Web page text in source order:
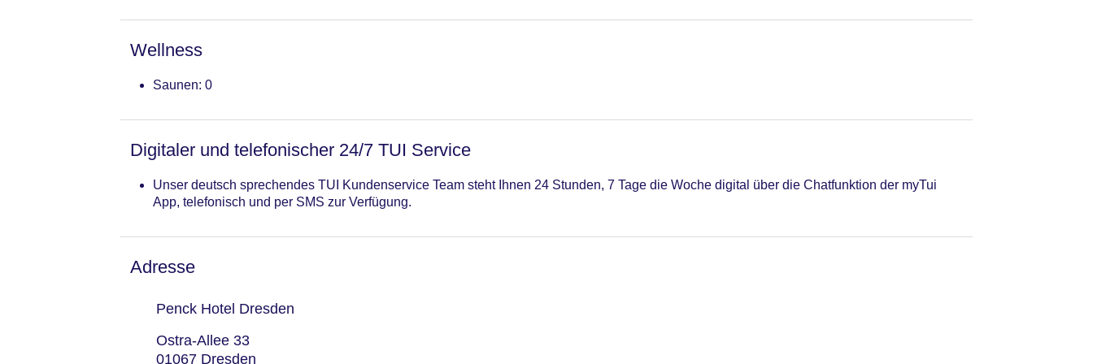
Wellness
Saunen: 0
Digitaler und telefonischer 24/7 TUI Service
Unser deutsch sprechendes TUI Kundenservice Team steht Ihnen 24 Stunden, 7 Tage die Woche digital über die Chatfunktion der myTui
App, telefonisch und per SMS zur Verfügung.
Adresse
Penck Hotel Dresden
Ostra-Allee 33
01067 Dresden